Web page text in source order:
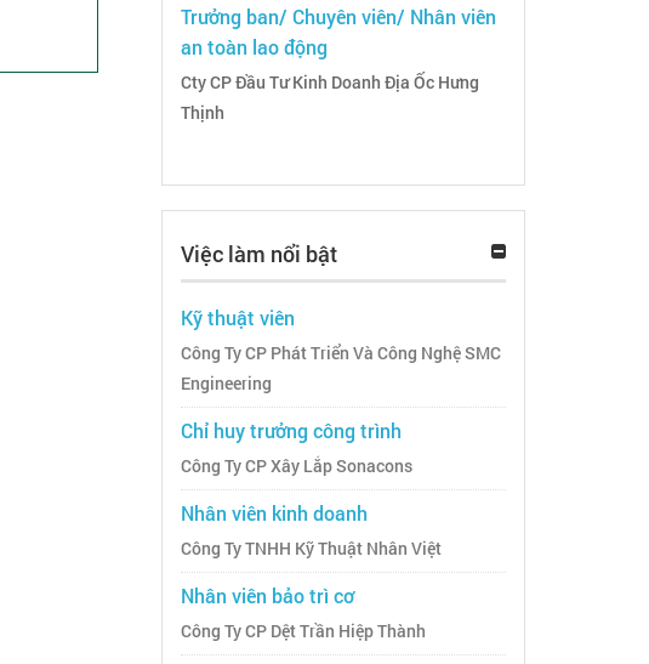
Trưởng ban/ Chuyên viên/ Nhân viên
an toàn lao động
Cty CP Đầu Tư Kinh Doanh Địa Ốc Hưng
Thịnh
Việc làm nổi bật
Kỹ thuật viên
Công Ty CP Phát Triển Và Công Nghệ SMC
Engineering
Chỉ huy trưởng công trình
Công Ty CP Xây Lắp Sonacons
Nhân viên kinh doanh
Công Ty TNHH Kỹ Thuật Nhân Việt
Nhân viên bảo trì cơ
Công Ty CP Dệt Trần Hiệp Thành